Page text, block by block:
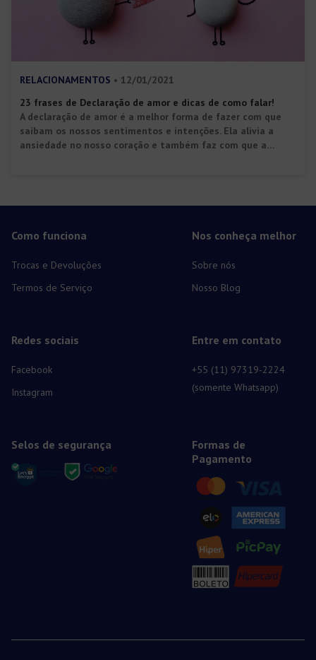
RELACIONAMENTOS • 12/01/2021
23 frases de Declaração de amor e dicas de como falar!
A declaração de amor é a melhor forma de fazer com que
saibam os nossos sentimentos e intenções. Ela alivia a
ansiedade no nosso coração e também faz com que a
Como funciona
Trocas e Devoluções
Termos de Serviço
Nos conheça melhor
Sobre nós
Nosso Blog
Redes sociais
Facebook
Instagram
Entre em contato
+55 (11) 97319-2224
(somente Whatsapp)
Selos de segurança
Formas de
Pagamento